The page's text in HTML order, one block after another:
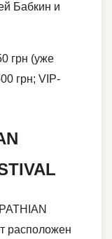
Бабкин и
грн (уже
грн; VIP-
расположен